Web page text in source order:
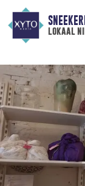
lokaal